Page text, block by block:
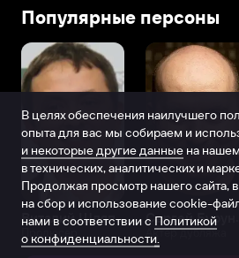
Популярные персоны
Виталий Шляппо
Продюсер Актёр дубляжа
В целях обеспечения наилучшего
опыта для вас мы собираем и
и некоторые другие данные на
в технических, аналитических и
Продолжая просмотр нашего сайта,
на сбор и использование cookie-
нами в соответствии с Политикой
о конфиденциальности.